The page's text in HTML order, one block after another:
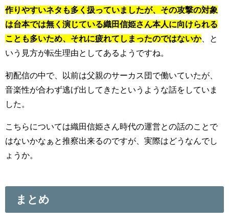
作りやすいネタも多く扱っていましたが、その攻撃の対象
は台本では無く演じている織田信姫さん本人に向けられる
ことも多いため、それに疲れてしまったのではないか、と
いう見方が転生理由としてあるようですね。
初配信の中で、以前は父親のサーカス団で働いていたが、
音楽性が合わず逃げ出してきたというような話をしていま
した。
こちらについては織田信姫さん時代の運営との話のことで
はないかなぁと推察出来るのですが、実際はどうなんでし
ょうか。
まとめ